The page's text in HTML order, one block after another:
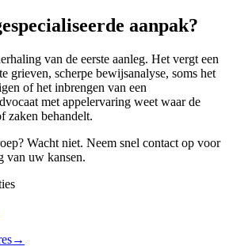
aanpak?
van de eerste aanleg. Het vergt een
grieven, scherpe bewijsanalyse, soms het
of het inbrengen van een
met appelervaring weet waar de
zaken behandelt.
Wacht niet. Neem snel contact op voor
van uw kansen.
→